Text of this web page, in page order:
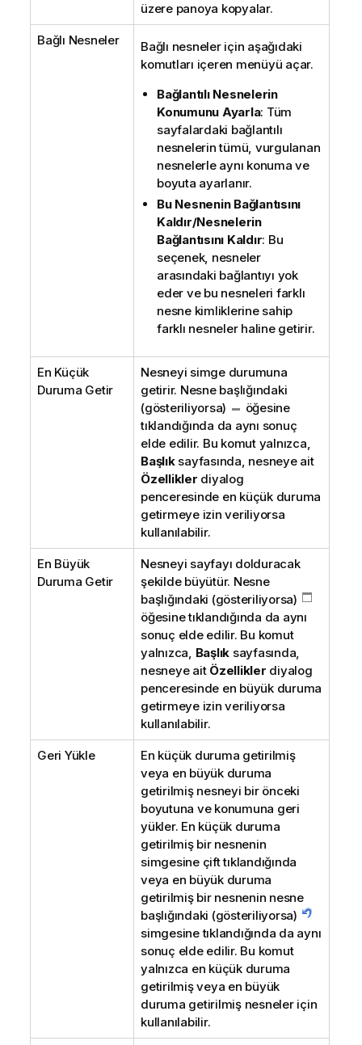
üzere panoya kopyalar.
Bağlı Nesneler
Bağlı nesneler için aşağıdaki
komutları içeren menüyü açar.
Bağlantılı Nesnelerin
Konumunu Ayarla: Tüm
sayfalardaki bağlantılı
nesnelerin tümü, vurgulanan
nesnelerle aynı konuma ve
boyuta ayarlanır.
Bu Nesnenin Bağlantısını
Kaldır/Nesnelerin
Bağlantısını Kaldır: Bu
seçenek, nesneler
arasındaki bağlantıyı yok
eder ve bu nesneleri farklı
nesne kimliklerine sahip
farklı nesneler haline getirir.
En Küçük
Duruma Getir
Nesneyi simge durumuna
getirir. Nesne başlığındaki
(gösteriliyorsa)
öğesine
tıklandığında da aynı sonuç
elde edilir. Bu komut yalnızca,
Başlıksayfasında, nesneye ait
Özellikler diyalog
penceresinde en küçük duruma
getirmeye izin veriliyorsa
kullanılabilir.
En Büyük
Duruma Getir
Nesneyi sayfayı dolduracak
şekilde büyütür. Nesne
başlığındaki (gösteriliyorsa)
öğesine tıklandığında da aynı
sonuç elde edilir. Bu komut
yalnızca, Başlık sayfasında,
nesneye ait Özellikler diyalog
penceresinde en büyük duruma
getirmeye izin veriliyorsa
kullanılabilir.
Geri Yükle
En küçük duruma getirilmiş
veya en büyük duruma
getirilmiş nesneyi bir önceki
boyutuna ve konumuna geri
yükler. En küçük duruma
getirilmiş bir nesnenin
simgesine çift tıklandığında
veya en büyük duruma
getirilmiş bir nesnenin nesne
başlığındaki (gösteriliyorsa)
simgesine tıklandığında da aynı
sonuç elde edilir. Bu komut
yalnızca en küçük duruma
getirilmiş veya en büyük
duruma getirilmiş nesneler için
kullanılabilir.